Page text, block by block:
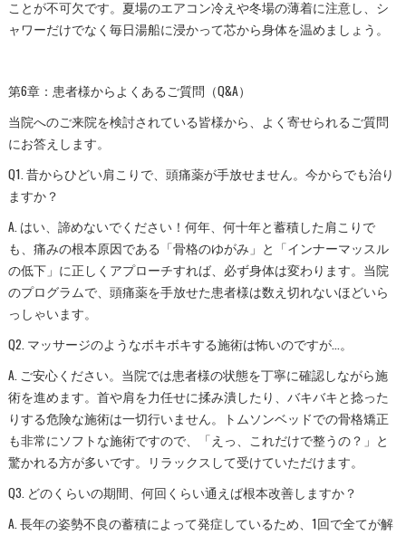
ことが不可欠です。夏場のエアコン冷えや冬場の薄着に注意し、シ
ャワーだけでなく毎日湯船に浸かって芯から身体を温めましょう。
第6章：患者様からよくあるご質問（Q&A）
当院へのご来院を検討されている皆様から、よく寄せられるご質問
にお答えします。
Q1. 昔からひどい肩こりで、頭痛薬が手放せません。今からでも治り
ますか？
A. はい、諦めないでください！何年、何十年と蓄積した肩こりで
も、痛みの根本原因である「骨格のゆがみ」と「インナーマッスル
の低下」に正しくアプローチすれば、必ず身体は変わります。当院
のプログラムで、頭痛薬を手放せた患者様は数え切れないほどいら
っしゃいます。
Q2. マッサージのようなボキボキする施術は怖いのですが…。
A. ご安心ください。当院では患者様の状態を丁寧に確認しながら施
術を進めます。首や肩を力任せに揉み潰したり、バキバキと捻った
りする危険な施術は一切行いません。トムソンベッドでの骨格矯正
も非常にソフトな施術ですので、「えっ、これだけで整うの？」と
驚かれる方が多いです。リラックスして受けていただけます。
Q3. どのくらいの期間、何回くらい通えば根本改善しますか？
A. 長年の姿勢不良の蓄積によって発症しているため、1回で全てが解